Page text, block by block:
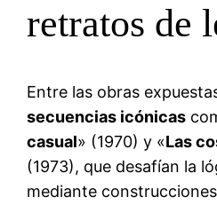
retratos de
Entre las obras
secuencias icónicas
casual» (1970) y «Las
(1973), que desafían la
mediante